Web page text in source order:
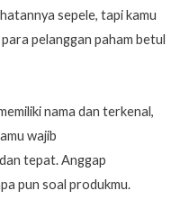
sepele, tapi kamu
pelanggan paham betul
nama dan terkenal,
wajib
tepat. Anggap
pun soal produkmu.